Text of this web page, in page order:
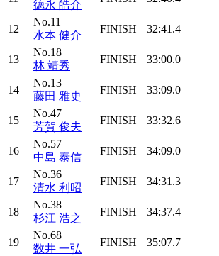
徳永 皓介
12
No.11
水本 健介
FINISH 32:41.4
13
No.18
林 靖秀
FINISH 33:00.0
14
No.13
藤田 雅史
FINISH 33:09.0
15
No.47
芳賀 俊夫
FINISH 33:32.6
16
No.57
中島 泰信
FINISH 34:09.0
17
No.36
清水 利昭
FINISH 34:31.3
18
No.38
杉江 浩之
FINISH 34:37.4
19
No.68
数井 一弘
FINISH 35:07.7